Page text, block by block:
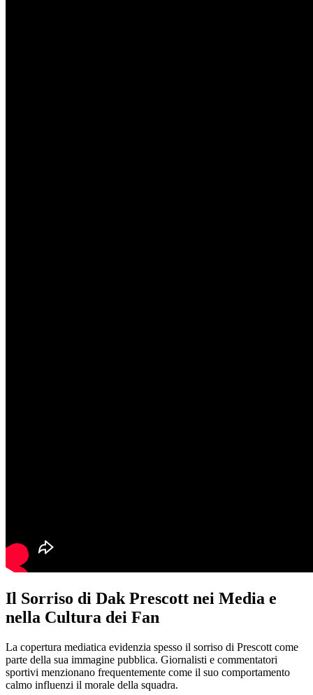
Il Sorriso di Dak Prescott nei Media e
nella Cultura dei Fan
La copertura mediatica evidenzia spesso il sorriso di Prescott come
parte della sua immagine pubblica. Giornalisti e commentatori
sportivi menzionano frequentemente come il suo comportamento
calmo influenzi il morale della squadra.